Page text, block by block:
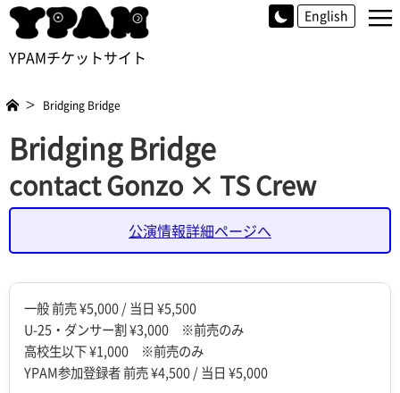
YPAMチケットサイト
English ≡
Bridging Bridge
contact Gonzo × TS Crew
公演情報詳細ページへ
一般 前売 ¥5,000 / 当日 ¥5,500
U-25・ダンサー割 ¥3,000 ※前売のみ
高校生以下 ¥1,000 ※前売のみ
YPAM参加登録者 前売 ¥4,500 / 当日 ¥5,000
Bridging Bridge